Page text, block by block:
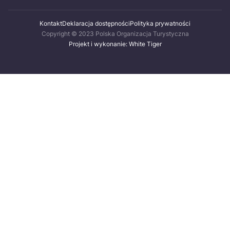
KontaktDeklaracja dostępnościPolityka prywatności
Copyright © 2023 Polska Organizacja Turystyczna
Projekt i wykonanie: White Tiger